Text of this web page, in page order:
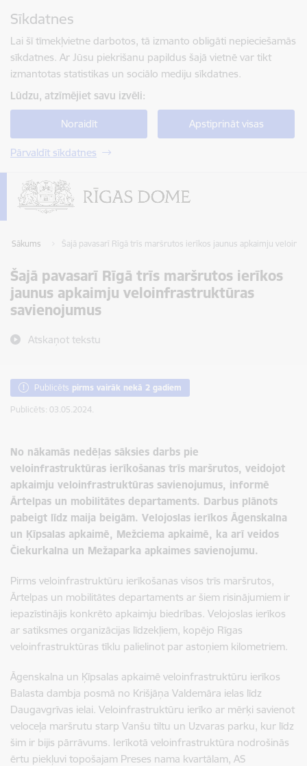
Sīkdatnes
Lai šī tīmekļvietne darbotos, tā izmanto obligāti nepieciešamās
sīkdatnes. Ar Jūsu piekrišanu papildus šajā vietnē var tikt
izmantotas statistikas un sociālo mediju sīkdatnes.
Lūdzu, atzīmējiet savu izvēli:
Noraidīt Apstiprināt visas
Pārvaldīt sīkdatnes
Sākums Šajā pavasarī Rīgā trīs maršrutos ierīkos jaunus apkaimju
Šajā pavasarī Rīgā trīs maršrutos ierīkos
jaunus apkaimju veloinfrastruktūras
savienojumus
Atskaņot tekstu
Publicēts pirms vairāk nekā 2 gadiem
Publicēts: 03.05.2024.
No nākamās nedēļas sāksies darbs pie
veloinfrastruktūras ierīkošanas trīs maršrutos, veidojot
apkaimju veloinfrastruktūras savienojumus, informē
Ārtelpas un mobilitātes departaments. Darbus plānots
pabeigt līdz maija beigām. Velojoslas ierīkos Āgenskalna
un Ķīpsalas apkaimē, Mežciema apkaimē, ka arī veidos
Čiekurkalna un Mežaparka apkaimes savienojumu.
Pirms veloinfrastruktūru ierīkošanas visos trīs maršrutos,
Ārtelpas un mobilitātes departaments ar šiem risinājumiem ir
iepazīstinājis konkrēto apkaimju biedrības. Velojoslas ierīkos
ar satiksmes organizācijas līdzekļiem, kopējo Rīgas
veloinfrastruktūras tīklu palielinot par astoņiem kilometriem.
Āgenskalna un Ķīpsalas apkaimē veloinfrastruktūru ierīkos
Balasta dambja posmā no Krišjāņa Valdemāra ielas līdz
Daugavgrīvas ielai. Veloinfrastruktūru ierīko ar mērķi savienot
veloceļa maršrutu starp Vanšu tiltu un Uzvaras parku, kur līdz
šim ir bijis pārrāvums. Ierīkotā veloinfrastruktūra nodrošinās
ērtu piekļuvi topošajam Preses nama kvartālam, AS